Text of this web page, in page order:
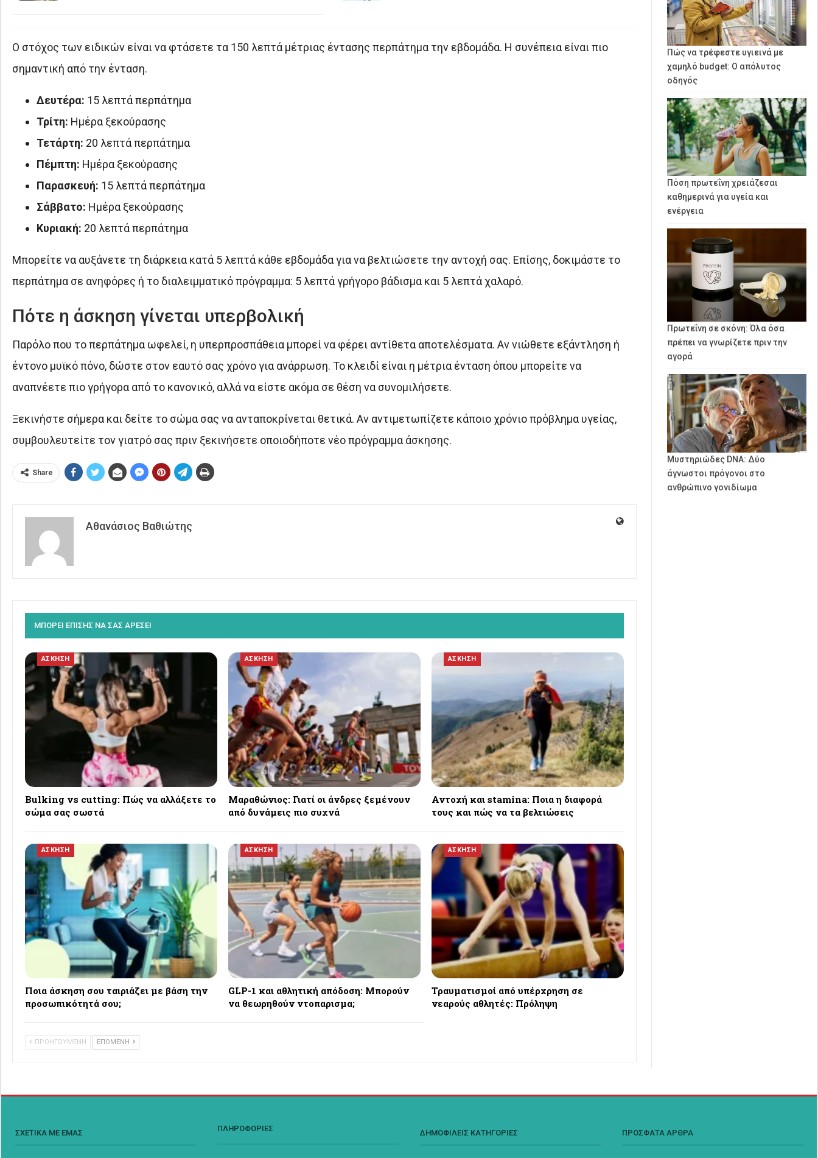
Ο στόχος των ειδικών είναι να φτάσετε τα 150 λεπτά μέτριας έντασης περπάτημα την εβδομάδα. Η συνέπεια είναι πιο
σημαντική από την ένταση.
Δευτέρα: 15 λεπτά περπάτημα
Τρίτη: Ημέρα ξεκούρασης
Τετάρτη: 20 λεπτά περπάτημα
Πέμπτη: Ημέρα ξεκούρασης
Παρασκευή: 15 λεπτά περπάτημα
Σάββατο: Ημέρα ξεκούρασης
Κυριακή: 20 λεπτά περπάτημα
Μπορείτε να αυξάνετε τη διάρκεια κατά 5 λεπτά κάθε εβδομάδα για να βελτιώσετε την αντοχή σας. Επίσης, δοκιμάστε το
περπάτημα σε ανηφόρες ή το διαλειμματικό πρόγραμμα: 5 λεπτά γρήγορο βάδισμα και 5 λεπτά χαλαρό.
Πότε η άσκηση γίνεται υπερβολική
Παρόλο που το περπάτημα ωφελεί, η υπερπροσπάθεια μπορεί να φέρει αντίθετα αποτελέσματα. Αν νιώθετε εξάντληση ή
έντονο μυϊκό πόνο, δώστε στον εαυτό σας χρόνο για ανάρρωση. Το κλειδί είναι η μέτρια ένταση όπου μπορείτε να
αναπνέετε πιο γρήγορα από το κανονικό, αλλά να είστε ακόμα σε θέση να συνομιλήσετε.
Ξεκινήστε σήμερα και δείτε το σώμα σας να ανταποκρίνεται θετικά. Αν αντιμετωπίζετε κάποιο χρόνιο πρόβλημα υγείας,
συμβουλευτείτε τον γιατρό σας πριν ξεκινήσετε οποιοδήποτε νέο πρόγραμμα άσκησης.
Share
Αθανάσιος Βαθιώτης
ΜΠΟΡΕΙ ΕΠΙΣΗΣ ΝΑ ΣΑΣ ΑΡΕΣΕΙ
ΑΣΚΗΣΗ
Bulking vs cutting: Πώς να αλλάξετε το
σώμα σας σωστά
ΑΣΚΗΣΗ
Μαραθώνιος: Γιατί οι άνδρες ξεμένουν
από δυνάμεις πιο συχνά
ΑΣΚΗΣΗ
Αντοχή και stamina: Ποια η διαφορά
τους και πώς να τα βελτιώσεις
ΑΣΚΗΣΗ
Ποια άσκηση σου ταιριάζει με βάση την
προσωπικότητά σου;
ΑΣΚΗΣΗ
GLP-1 και αθλητική απόδοση: Μπορούν
να θεωρηθούν ντοπαρισμα;
ΑΣΚΗΣΗ
Τραυματισμοί από υπέρχρηση σε
νεαρούς αθλητές: Πρόληψη
ΠΡΟΗΓΟΥΜΕΝΗ ΕΠΟΜΕΝΗ
Πώς να τρέφεστε υγιεινά με
χαμηλό budget: Ο απόλυτος
οδηγός
Πόση πρωτεΐνη χρειάζεσαι
καθημερινά για υγεία και
ενέργεια
Πρωτεΐνη σε σκόνη: Όλα όσα
πρέπει να γνωρίζετε πριν την
αγορά
Μυστηριώδες DNA: Δύο
άγνωστοι πρόγονοι στο
ανθρώπινο γονιδίωμα
ΣΧΕΤΙΚΑ ΜΕ ΕΜΑΣ ΠΛΗΡΟΦΟΡΙΕΣ ΔΗΜΟΦΙΛΕΙΣ ΚΑΤΗΓΟΡΙΕΣ ΠΡΟΣΦΑΤΑ ΑΡΘΡΑ